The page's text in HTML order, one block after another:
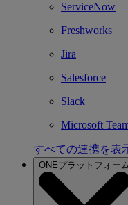
ServiceNow
Freshworks
Jira
Salesforce
Slack
Microsoft
すべての連携を表
ONEプラットフォー